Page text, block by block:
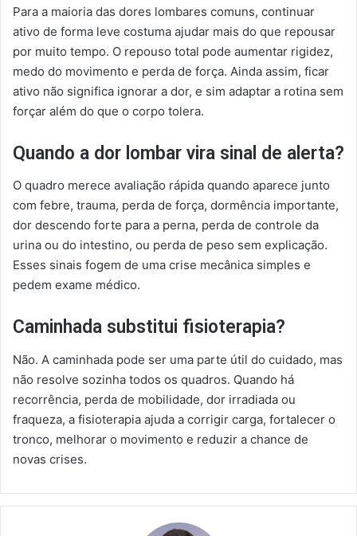
Para a maioria das dores lombares comuns, continuar
ativo de forma leve costuma ajudar mais do que repousar
por muito tempo. O repouso total pode aumentar rigidez,
medo do movimento e perda de força. Ainda assim, ficar
ativo não significa ignorar a dor, e sim adaptar a rotina sem
forçar além do que o corpo tolera.
Quando a dor lombar vira sinal de alerta?
O quadro merece avaliação rápida quando aparece junto
com febre, trauma, perda de força, dormência importante,
dor descendo forte para a perna, perda de controle da
urina ou do intestino, ou perda de peso sem explicação.
Esses sinais fogem de uma crise mecânica simples e
pedem exame médico.
Caminhada substitui fisioterapia?
Não. A caminhada pode ser uma parte útil do cuidado, mas
não resolve sozinha todos os quadros. Quando há
recorrência, perda de mobilidade, dor irradiada ou
fraqueza, a fisioterapia ajuda a corrigir carga, fortalecer o
tronco, melhorar o movimento e reduzir a chance de
novas crises.